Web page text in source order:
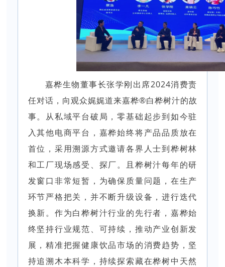
嘉桦生物董事长张学刚出席2024消费责
任对话，向观众娓娓道来嘉桦®白桦树汁的故
事。从私域平台破局，零基础起步到如今驻
入其他电商平台，嘉桦始终将产品品质放在
首位，采用溯源方式邀请各界人士到桦树林
和工厂现场感受、探厂。且桦树汁每年的研
发窗口非常短暂，为确保质量问题，在生产
环节严格把关，并不断升级设备，进行迭代
换新。作为白桦树汁行业的先行者，嘉桦始
终坚持行业规范、可持续，推动产业创新发
展，精准把握健康饮品市场的消费趋势，坚
持追溯木本科学，持续探索藏在桦树中天然